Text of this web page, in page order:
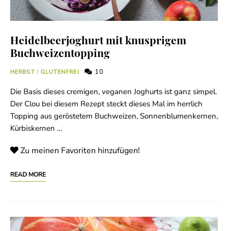
Heidelbeerjoghurt mit knusprigem
Buchweizentopping
HERBST / GLUTENFREI 10
Die Basis dieses cremigen, veganen Joghurts ist ganz simpel.
Der Clou bei diesem Rezept steckt dieses Mal im herrlich
Topping aus geröstetem Buchweizen, Sonnenblumenkernen,
Kürbiskernen …
Zu meinen Favoriten hinzufügen!
READ MORE